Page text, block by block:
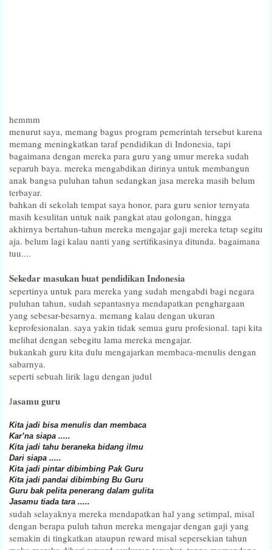
hemmm
menurut saya, memang bagus program pemerintah tersebut karena
memang meningkatkan taraf pendidikan di Indonesia, tapi
bagaimana dengan mereka para guru yang umur mereka sudah
separuh baya. mereka mengabdikan dirinya untuk membangun
anak bangsa puluhan tahun sedangkan jasa mereka masih belum
terbayar.
bahkan di sekolah tempat saya honor, para guru senior ternyata
masih kesulitan untuk naik pangkat atau golongan, hingga
akhirnya bertahun-tahun mereka mengajar gaji mereka tetap segitu
aja. belum lagi kalau nanti yang sertifikasinya ditunda. bagaimana
tuu....
Sekedar masukan buat pendidikan Indonesia
sepertinya untuk para mereka yang sudah mengabdi bagi negara
puluhan tahun, sudah sepantasnya mendapatkan penghargaan
yang sebesar-besarnya. memang kalau dengan ukuran
keprofesionalan. saya yakin tidak semua guru profesional. tapi kita
melihat dengan sebegitu lama mereka mengajar.
bukankah guru kita dulu mengajarkan membaca-menulis dengan
sabarnya.
seperti sebuah lirik lagu dengan judul
Jasamu guru
Kita jadi bisa menulis dan membaca
Kar’na siapa .....
Kita jadi tahu beraneka bidang ilmu
Dari siapa .....
Kita jadi pintar dibimbing Pak Guru
Kita jadi pandai dibimbing Bu Guru
Guru bak pelita penerang dalam gulita
Jasamu tiada tara .....
sudah selayaknya mereka mendapatkan hal yang setimpal, misal
dengan berapa puluh tahun mereka mengajar dengan gaji yang
semakin di tingkatkan ataupun reward misal sepersekian tahun